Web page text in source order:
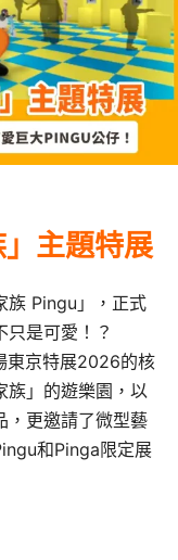
主題特展
族 Pingu」，正式
是可愛！？
東京特展2026的核
族」的遊樂園，以
，更邀請了微型藝
和Pinga限定展